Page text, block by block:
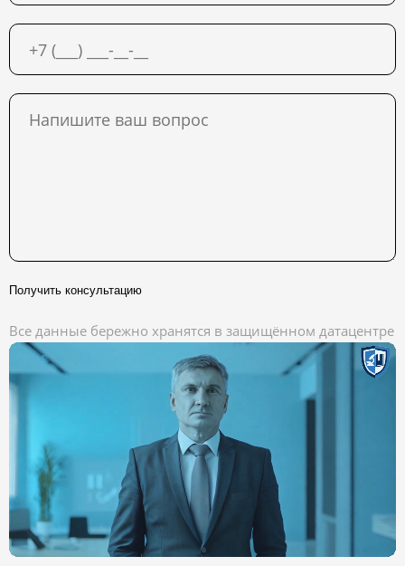
Получить консультацию
Все данные бережно хранятся в защищённом датацентре